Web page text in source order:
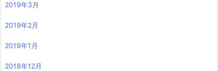
2019年3月
2019年2月
2019年1月
2018年12月